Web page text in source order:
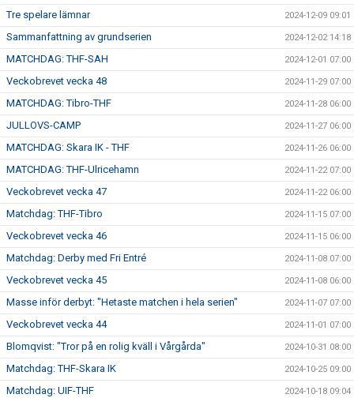
Tre spelare lämnar 2024-12-09 09:01
Sammanfattning av grundserien 2024-12-02 14:18
MATCHDAG: THF-SAH 2024-12-01 07:00
Veckobrevet vecka 48 2024-11-29 07:00
MATCHDAG: Tibro-THF 2024-11-28 06:00
JULLOVS-CAMP 2024-11-27 06:00
MATCHDAG: Skara IK - THF 2024-11-26 06:00
MATCHDAG: THF-Ulricehamn 2024-11-22 07:00
Veckobrevet vecka 47 2024-11-22 06:00
Matchdag: THF-Tibro 2024-11-15 07:00
Veckobrevet vecka 46 2024-11-15 06:00
Matchdag: Derby med Fri Entré 2024-11-08 07:00
Veckobrevet vecka 45 2024-11-08 06:00
Masse inför derbyt: "Hetaste matchen i hela serien" 2024-11-07 07:00
Veckobrevet vecka 44 2024-11-01 07:00
Blomqvist: "Tror på en rolig kväll i Vårgårda" 2024-10-31 08:00
Matchdag: THF-Skara IK 2024-10-25 09:00
Matchdag: UIF-THF 2024-10-18 09:04